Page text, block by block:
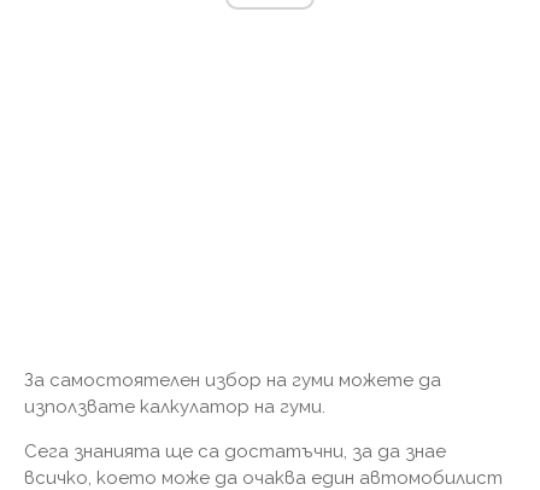
За самостоятелен избор на гуми можете да
използвате калкулатор на гуми.
Сега знанията ще са достатъчни, за да знае
всичко, което може да очаква един автомобилист